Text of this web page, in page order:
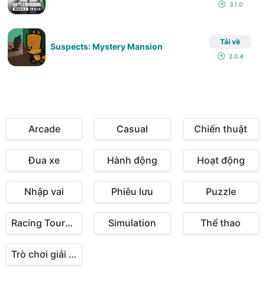
3.1.0
Suspects: Mystery Mansion Tải về
2.0.4
Arcade Casual Chiến thuật
Đua xe Hành động Hoạt động
Nhập vai Phiêu lưu Puzzle
Racing Tournament Simulation Thể thao
Trò chơi giải trí